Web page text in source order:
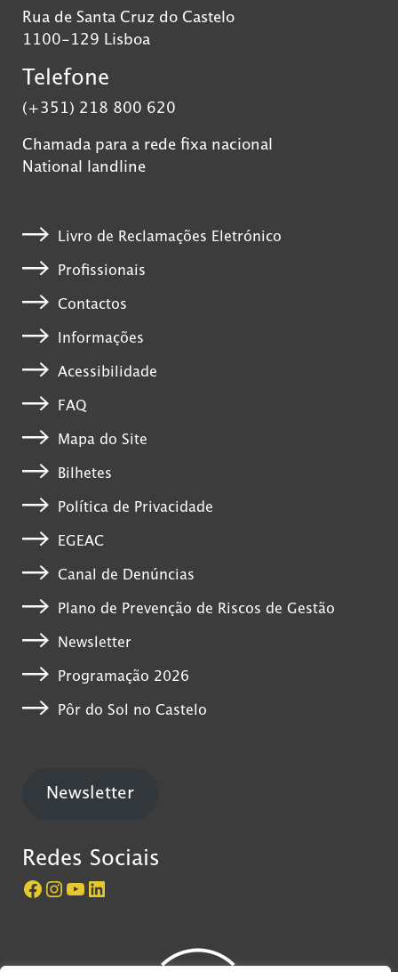
Rua de Santa Cruz do Castelo
1100-129 Lisboa
Telefone
(+351) 218 800 620
Chamada para a rede fixa nacional
National landline
Livro de Reclamações Eletrónico
Profissionais
Contactos
Informações
Acessibilidade
FAQ
Mapa do Site
Bilhetes
Política de Privacidade
EGEAC
Canal de Denúncias
Plano de Prevenção de Riscos de Gestão
Newsletter
Programação 2026
Pôr do Sol no Castelo
Newsletter
Redes Sociais
Página do Castelo de São Jorge no Facebook
Perfil do Castelo de São Jorge no Instagram
Canal do Castelo de São Jorge no YouTube
LinkedIn